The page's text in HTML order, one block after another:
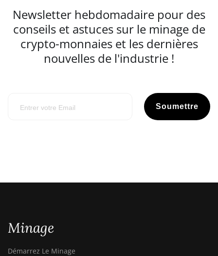
Newsletter hebdomadaire pour des
conseils et astuces sur le minage de
crypto-monnaies et les dernières
nouvelles de l'industrie !
Soumettre
Minage
Démarrez Le Minage